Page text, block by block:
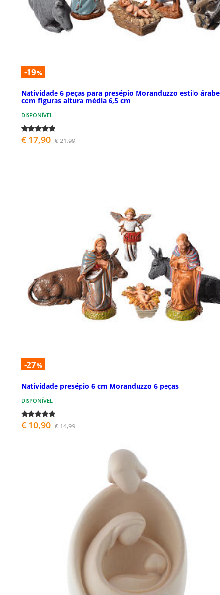
-19%
Natividade 6 peças para presépio Moranduzzo estilo árabe
com figuras altura média 6,5 cm
DISPONÍVEL
€ 17,90 € 21,99
-27%
Natividade presépio 6 cm Moranduzzo 6 peças
DISPONÍVEL
€ 10,90 € 14,99